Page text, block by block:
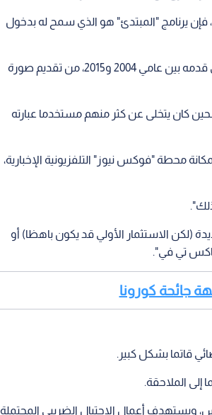
فإن يرنامج "المبتدئ" هو الذي سمح له بدخول
وتمكن ترمب المنتج المشارك لهذا البرنامج التلفزيوني الواقعي الذي قدمه بين عامي 2004 و2015، من تقديم صورة
كان يتخلى عن كثر منهم مستخدما عبارته
محطة "فوكس نيوز" التلفزيونية الإخبارية،
محطة جديدة (لكن الاستثمار الأولي قد يكون باهظا) أو
ماكس تي في".
جائحة كورونا
قاتما بشكل كبير.
الملاحقة.
ويستهدف أعمال الاحتيال الضريبي المحتملة